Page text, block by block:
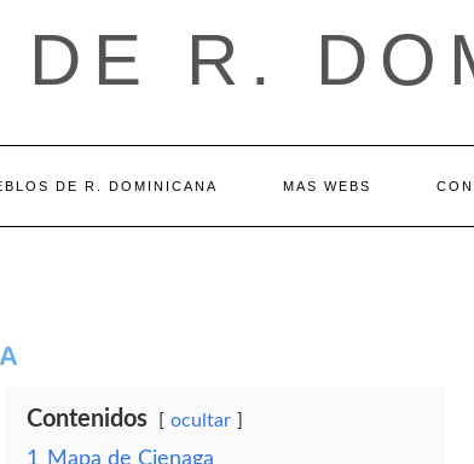
DE R.
DE R. DOMINICANA MAS WEBS
Contenidos ocultar
1
Mapa de Cienaga